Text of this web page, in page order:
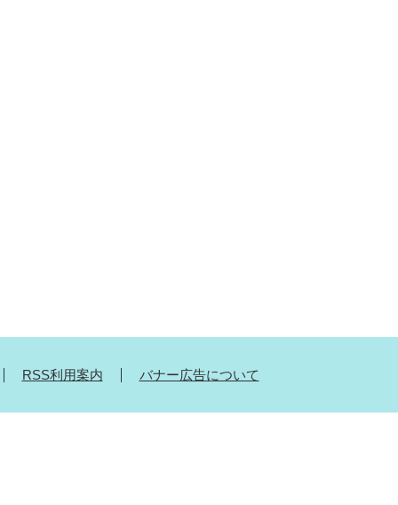
RSS利用案内 バナー広告について